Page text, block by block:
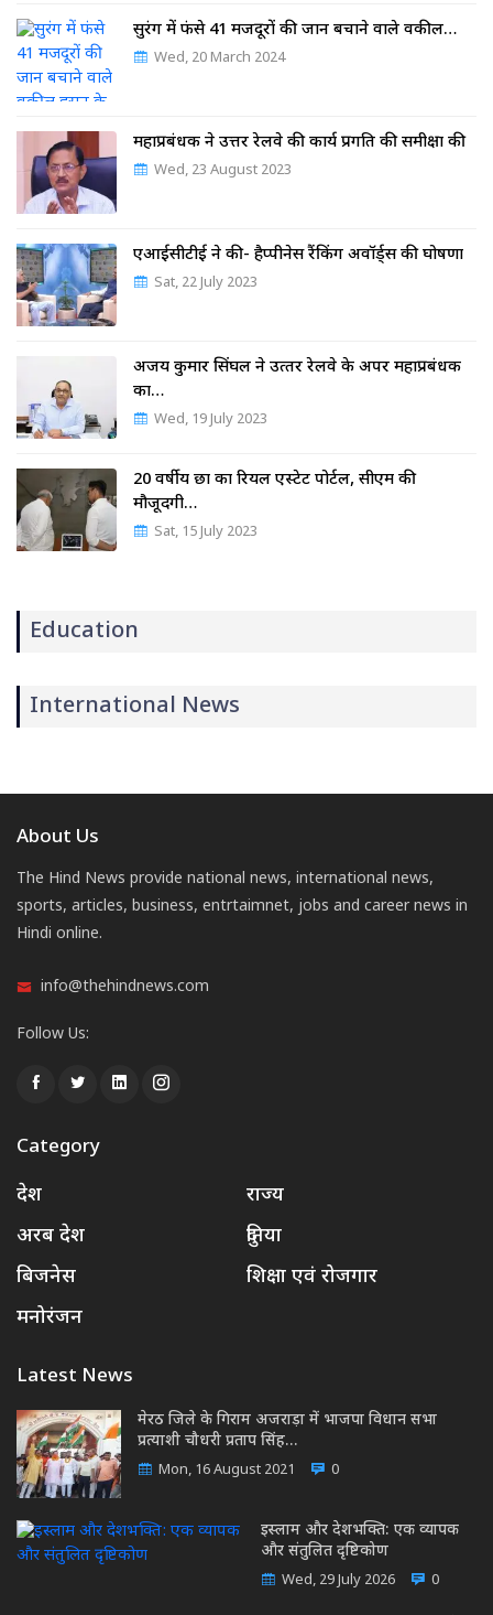
सुरंग में फंसे 41 मजदूरों की जान बचाने वाले वकील…
Wed, 20 March 2024
महाप्रबंधक ने उत्तर रेलवे की कार्य प्रगति की समीक्षा की
Wed, 23 August 2023
एआईसीटीई ने की- हैप्पीनेस रैंकिंग अवॉर्ड्स की घोषणा
Sat, 22 July 2023
अजय कुमार सिंघल ने उत्‍तर रेलवे के अपर महाप्रबंधक
का…
Wed, 19 July 2023
20 वर्षीय छात्र का रियल एस्टेट पोर्टल, सीएम की
मौजूदगी…
Sat, 15 July 2023
Education
International News
About Us
The Hind News provide national news, international news,
sports, articles, business, entrtaimnet, jobs and career news in
Hindi online.
info@thehindnews.com
Follow Us:
Category
देश
राज्य
अरब देश
दुनिया
बिजनेस
शिक्षा एवं रोजगार
मनोरंजन
Latest News
मेरठ जिले के गिराम अजराड़ा में भाजपा विधान सभा
प्रत्याशी चौधरी प्रताप सिंह…
Mon, 16 August 2021 0
इस्लाम और देशभक्ति: एक व्यापक
और संतुलित दृष्टिकोण
Wed, 29 July 2026 0